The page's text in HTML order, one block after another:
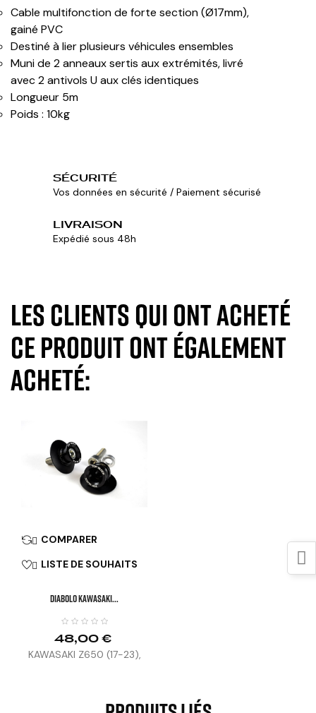
Cable multifonction de forte section (Ø17mm),
gainé PVC
Destiné à lier plusieurs véhicules ensembles
Muni de 2 anneaux sertis aux extrémités, livré
avec 2 antivols U aux clés identiques
Longueur 5m
Poids : 10kg
SÉCURITÉ
Vos données en sécurité / Paiement sécurisé
LIVRAISON
Expédié sous 48h
Les clients qui ont acheté
ce produit ont également
acheté:
 COMPARER
 LISTE DE SOUHAITS
DIABOLO KAWASAKI...
48,00 €
KAWASAKI Z650 (17-23),